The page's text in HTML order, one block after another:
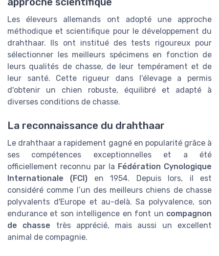
Les éleveurs allemands ont adopté une approche
méthodique et scientifique pour le développement du
drahthaar. Ils ont institué des tests rigoureux pour
sélectionner les meilleurs spécimens en fonction de
leurs qualités de chasse, de leur tempérament et de
leur santé. Cette rigueur dans l'élevage a permis
d'obtenir un chien robuste, équilibré et adapté à
diverses conditions de chasse.
La reconnaissance du drahthaar
Le drahthaar a rapidement gagné en popularité grâce à
ses compétences exceptionnelles et a été
officiellement reconnu par la Fédération Cynologique
Internationale (FCI) en 1954. Depuis lors, il est
considéré comme l’un des meilleurs chiens de chasse
polyvalents d'Europe et au-delà. Sa polyvalence, son
endurance et son intelligence en font un compagnon
de chasse très apprécié, mais aussi un excellent
animal de compagnie.